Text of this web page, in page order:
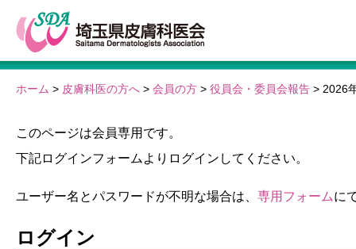
ホーム > 皮膚科医の方へ > 会員の方 > 役員会・委員会報告 > 2026
このページは会員専用です。
下記ログインフォームよりログインしてください。
ユーザー名とパスワードが不明な場合は、 専用フォームに
ログイン